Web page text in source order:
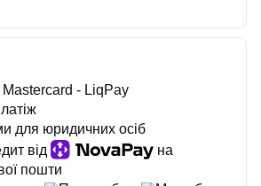
- LiqPay
для юридичних осіб
від
на
пошти